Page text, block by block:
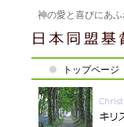
神の愛と喜びにあ
トップページ